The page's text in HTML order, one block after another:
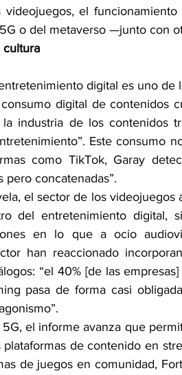
el
o del metaverso —junto con
cultura
digital es uno de
digital de contenidos
la industria de los contenidos
Este consumo
como TikTok, Garay
pero concatenadas”.
el sector de los
del entretenimiento digital,
en lo que a ocio
han reaccionado
“el 40% [de las
pasa de forma casi
el informe avanza que
plataformas de contenido en
de juegos en comunidad,